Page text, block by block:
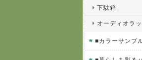
下駄箱
オーディオラッ
■カラーサンプ